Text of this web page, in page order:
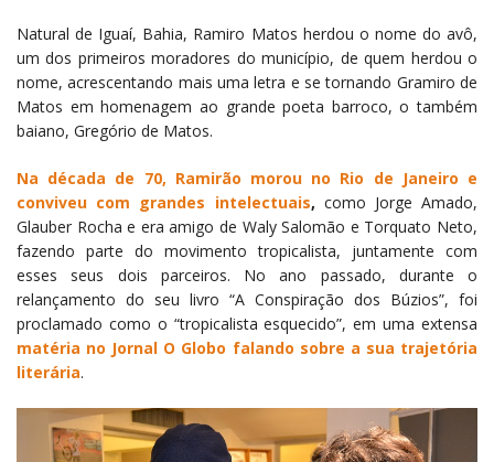
Natural de Iguaí, Bahia, Ramiro Matos herdou o nome do avô,
um dos primeiros moradores do município, de quem herdou o
nome, acrescentando mais uma letra e se tornando Gramiro de
Matos em homenagem ao grande poeta barroco, o também
baiano, Gregório de Matos.
Na década de 70, Ramirão morou no Rio de Janeiro e
conviveu com grandes intelectuais, como Jorge Amado,
Glauber Rocha e era amigo de Waly Salomão e Torquato Neto,
fazendo parte do movimento tropicalista, juntamente com
esses seus dois parceiros. No ano passado, durante o
relançamento do seu livro “A Conspiração dos Búzios”, foi
proclamado como o “tropicalista esquecido”, em uma extensa
matéria no Jornal O Globo falando sobre a sua trajetória
literária.